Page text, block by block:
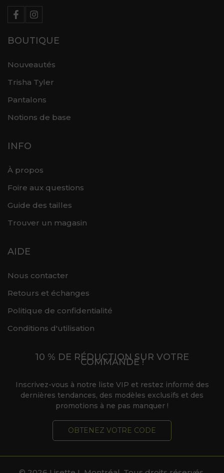
BOUTIQUE
Nouveautés
Trisha Tyler
Pantalons
Notions de base
INFO
À propos
Foire aux questions
Guide des tailles
Trouver un magasin
AIDE
Nous contacter
Retours et échanges
Politique de confidentialité
Conditions d'utilisation
10 % DE RÉDUCTION SUR VOTRE
COMMANDE !
Inscrivez-vous à notre liste VIP et restez informé des
dernières tendances, des modèles exclusifs et des
promotions à ne pas manquer !
OBTENEZ VOTRE CODE